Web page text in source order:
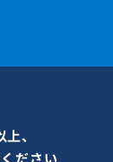
、
ださい